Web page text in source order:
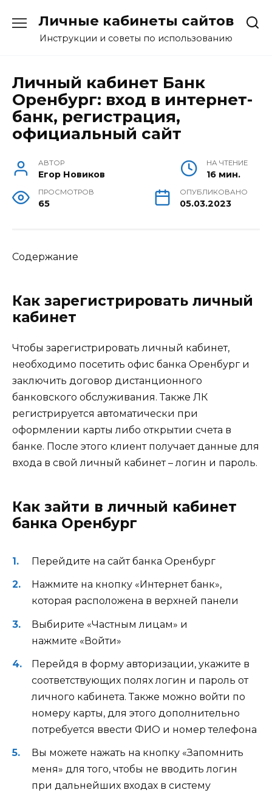
содержанию
Личные кабинеты сайтов
Инструкции и советы по использованию
Личный кабинет Банк
Оренбург: вход в интернет-
банк, регистрация,
официальный сайт
АВТОР
Егор Новиков
НА ЧТЕНИЕ
16 мин.
ПРОСМОТРОВ
65
ОПУБЛИКОВАНО
05.03.2023
Содержание
Как зарегистрировать личный
кабинет
Чтобы зарегистрировать личный кабинет,
необходимо посетить офис банка Оренбург и
заключить договор дистанционного
банковского обслуживания. Также ЛК
регистрируется автоматически при
оформлении карты либо открытии счета в
банке. После этого клиент получает данные для
входа в свой личный кабинет – логин и пароль.
Как зайти в личный кабинет
банка Оренбург
Перейдите на сайт банка Оренбург
Нажмите на кнопку «Интернет банк»,
которая расположена в верхней панели
Выбирите «Частным лицам» и
нажмите «Войти»
Перейдя в форму авторизации, укажите в
соответствующих полях логин и пароль от
личного кабинета. Также можно войти по
номеру карты, для этого дополнительно
потребуется ввести ФИО и номер телефона
Вы можете нажать на кнопку «Запомнить
меня» для того, чтобы не вводить логин
при дальнейших входах в систему